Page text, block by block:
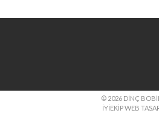
© 2026 DINÇ
İYIEKIP WEB